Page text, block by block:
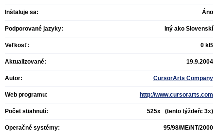
Inštaluje sa: Áno
Podporované jazyky: Iný ako Slovenskí
Veľkosť: 0 kB
Aktualizované: 19.9.2004
Autor: CursorArts Company
Web programu: http://www.cursorarts.com
Počet stiahnutí: 525x (tento týždeň: 3x)
Operačné systémy: 95/98/ME/NT/2000